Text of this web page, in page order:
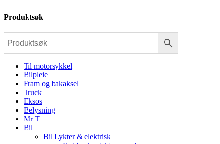
Produktsøk
Til motorsykkel
Bilpleie
Fram og bakaksel
Truck
Eksos
Belysning
Mr T
Bil
Bil Lykter & elektrisk